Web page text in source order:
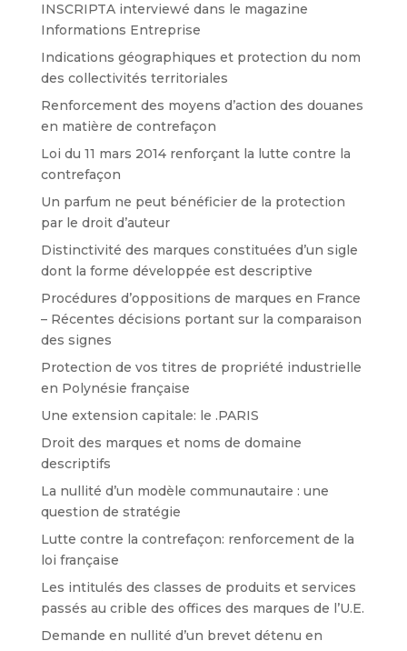
INSCRIPTA interviewé dans le magazine
Informations Entreprise
Indications géographiques et protection du nom
des collectivités territoriales
Renforcement des moyens d’action des douanes
en matière de contrefaçon
Loi du 11 mars 2014 renforçant la lutte contre la
contrefaçon
Un parfum ne peut bénéficier de la protection
par le droit d’auteur
Distinctivité des marques constituées d’un sigle
dont la forme développée est descriptive
Procédures d’oppositions de marques en France
– Récentes décisions portant sur la comparaison
des signes
Protection de vos titres de propriété industrielle
en Polynésie française
Une extension capitale: le .PARIS
Droit des marques et noms de domaine
descriptifs
La nullité d’un modèle communautaire : une
question de stratégie
Lutte contre la contrefaçon: renforcement de la
loi française
Les intitulés des classes de produits et services
passés au crible des offices des marques de l’U.E.
Demande en nullité d’un brevet détenu en